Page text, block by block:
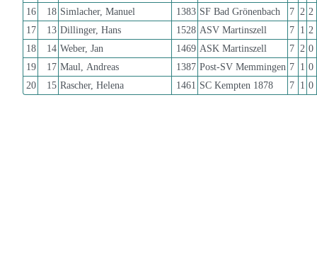
16
18 Simlacher, Manuel 1383 SF Bad Grönenbach 7 2 2
17
13 Dillinger, Hans 1528 ASV Martinszell 7 1 2
18
14 Weber, Jan 1469 ASK Martinszell 7 2 0
19
17 Maul, Andreas 1387 Post-SV Memmingen 7 1 0
20
15 Rascher, Helena 1461 SC Kempten 1878 7 1 0